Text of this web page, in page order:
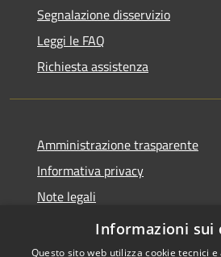
Segnalazione disservizio
Leggi le FAQ
Richiesta assistenza
Amministrazione trasparente
Informativa privacy
Note legali
Dichiarazione di accessibilità
Informazioni sui
Questo sito web utilizza cookie tecnici